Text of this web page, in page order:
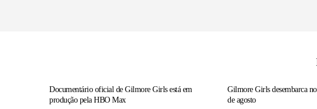
Documentário oficial de Gilmore Girls está em
produção pela HBO Max
Gilmore Girls desembarca
de agosto